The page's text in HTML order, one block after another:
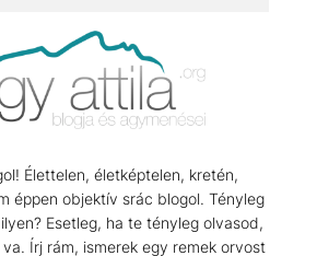
Élettelen, életképtelen, kretén,
éppen objektív srác blogol. Tényleg
Esetleg, ha te tényleg olvasod,
Írj rám, ismerek egy remek orvost